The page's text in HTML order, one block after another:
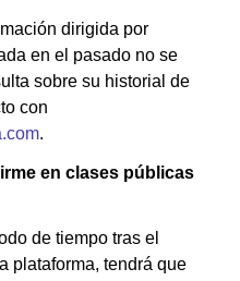
dirigida por
en el pasado no se
sobre su historial de
con
.
en clases públicas
de tiempo tras el
plataforma, tendrá que